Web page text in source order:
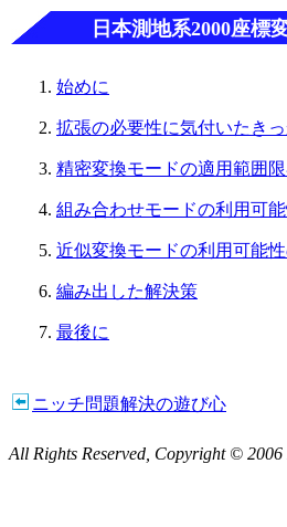
日本測地系2000座標
始めに
拡張の必要性に気付いたき
精密変換モードの適用範囲
組み合わせモードの利用可
近似変換モードの利用可能
編み出した解決策
最後に
ニッチ問題解決の遊び心
All Rights Reserved, Copyright ©